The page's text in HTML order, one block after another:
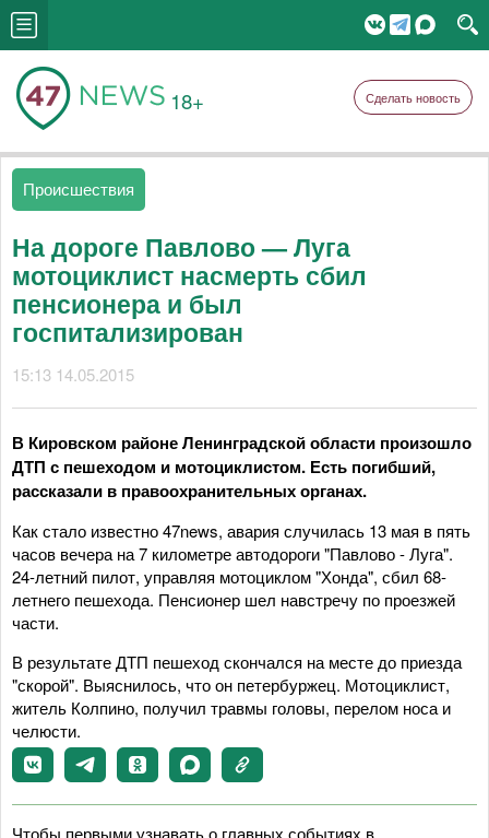
18+ Сделать новость
Происшествия
На дороге Павлово — Луга
мотоциклист насмерть сбил
пенсионера и был
госпитализирован
15:13 14.05.2015
В Кировском районе Ленинградской области произошло
ДТП с пешеходом и мотоциклистом. Есть погибший,
рассказали в правоохранительных органах.
Как стало известно 47news, авария случилась 13 мая в пять
часов вечера на 7 километре автодороги "Павлово - Луга".
24-летний пилот, управляя мотоциклом "Хонда", сбил 68-
летнего пешехода. Пенсионер шел навстречу по проезжей
части.
В результате ДТП пешеход скончался на месте до приезда
"скорой". Выяснилось, что он петербуржец. Мотоциклист,
житель Колпино, получил травмы головы, перелом носа и
челюсти.
Чтобы первыми узнавать о главных событиях в